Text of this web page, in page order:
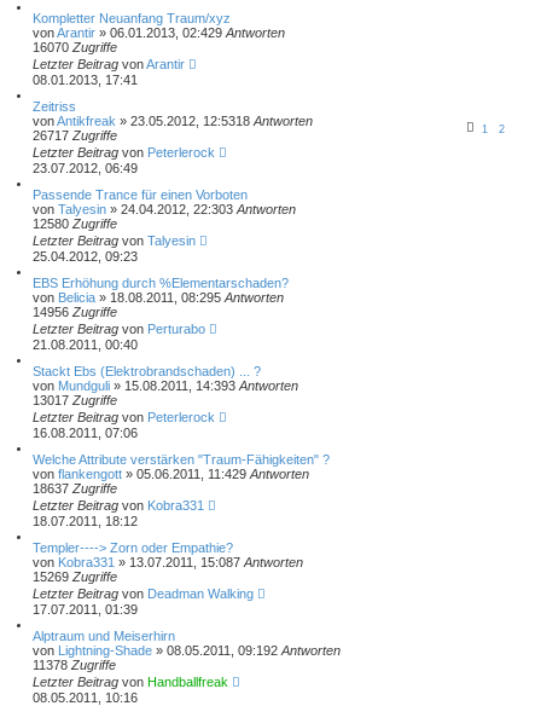
Kompletter Neuanfang Traum/xyz
vonArantir » 06.01.2013, 02:429Antworten
16070Zugriffe
Letzter BeitragvonArantir
08.01.2013, 17:41
Zeitriss
vonAntikfreak » 23.05.2012, 12:53
1 2
18Antworten
26717Zugriffe
Letzter Beitragvon Peterlerock
23.07.2012, 06:49
Passende Trance für einen Vorboten
vonTalyesin » 24.04.2012, 22:303Antworten
12580Zugriffe
Letzter BeitragvonTalyesin
25.04.2012, 09:23
EBS Erhöhung durch %Elementarschaden?
von Belicia » 18.08.2011, 08:295Antworten
14956Zugriffe
Letzter Beitragvon Perturabo
21.08.2011, 00:40
Stackt Ebs (Elektrobrandschaden) ... ?
von Mundguli » 15.08.2011, 14:393Antworten
13017Zugriffe
Letzter Beitragvon Peterlerock
16.08.2011, 07:06
Welche Attribute verstärken "Traum-Fähigkeiten" ?
vonflankengott » 05.06.2011, 11:429Antworten
18637Zugriffe
Letzter Beitragvon Kobra331
18.07.2011, 18:12
Templer----> Zorn oder Empathie?
von Kobra331 » 13.07.2011, 15:087Antworten
15269Zugriffe
Letzter Beitragvon Deadman Walking
17.07.2011, 01:39
Alptraum und Meiserhirn
von Lightning-Shade » 08.05.2011, 09:192Antworten
11378Zugriffe
Letzter BeitragvonHandballfreak
08.05.2011, 10:16